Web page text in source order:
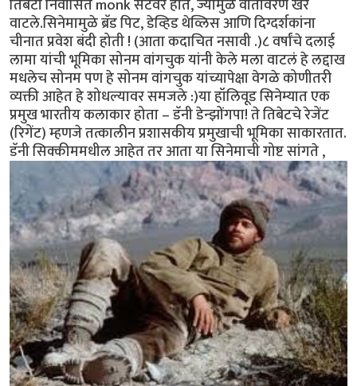
तिबेटी निर्वासित monk सेटवर होते, ज्यामुळे वातावरण खरे
वाटले.सिनेमामुळे ब्रॅड पिट, डेव्हिड थेव्लिस आणि दिग्दर्शकांना
चीनात प्रवेश बंदी होती ! (आता कदाचित नसावी .)८ वर्षांचे दलाई
लामा यांची भूमिका सोनम वांगचुक यांनी केले मला वाटलं हे लद्दाख
मधलेच सोनम पण हे सोनम वांगचुक यांच्यापेक्षा वेगळे कोणीतरी
व्यक्ती आहेत हे शोधल्यावर समजले :)या हॉलिवूड सिनेम्यात एक
प्रमुख भारतीय कलाकार होता – डॅनी डेन्झोंगपा! ते तिबेटचे रेजेंट
(रिगेंट) म्हणजे तत्कालीन प्रशासकीय प्रमुखाची भूमिका साकारतात.
डॅनी सिक्कीममधील आहेत तर आता या सिनेमाची गोष्ट सांगते ,